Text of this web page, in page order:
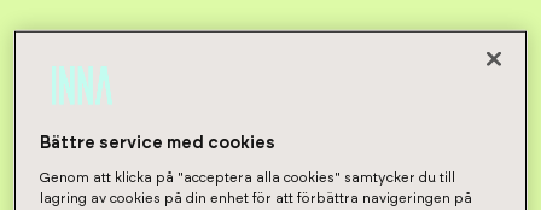
Bättre service med cookies
Genom att klicka på "acceptera alla cookies" samtycker du till
lagring av cookies på din enhet för att förbättra navigeringen på